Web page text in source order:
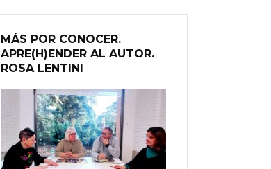
MÁS POR CONOCER.
APRE(H)ENDER AL AUTOR.
ROSA LENTINI